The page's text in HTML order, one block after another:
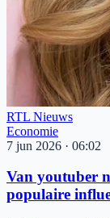
RTL Nieuws
Economie
7 jun 2026 · 06:02
Van youtuber
populaire